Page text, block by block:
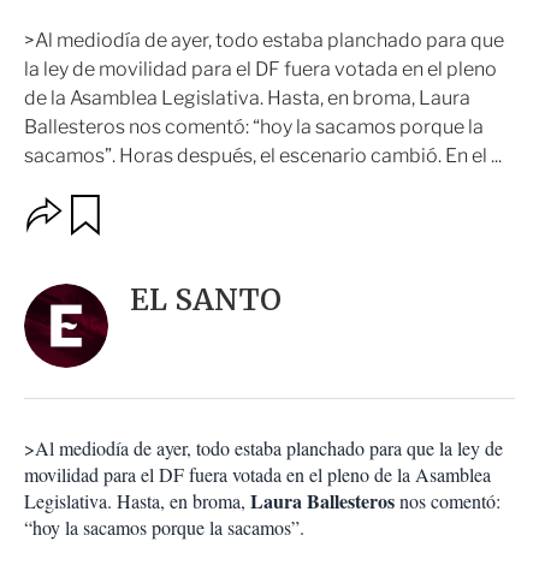
ó
>Al mediodía de ayer, todo estaba planchado para que
la ley de movilidad para el DF fuera votada en el pleno
de la Asamblea Legislativa. Hasta, en broma, Laura
Ballesteros nos comentó: “hoy la sacamos porque la
sacamos”. Horas después, el escenario cambió. En el ...
O
p
n
e
s
o
m
p
a
a
r
EL SANTO
>Al mediodía de ayer, todo estaba planchado para que la ley de
movilidad para el DF fuera votada en el pleno de la Asamblea
Legislativa. Hasta, en broma, Laura Ballesterosnos comentó:
“hoy la sacamos porque la sacamos”.